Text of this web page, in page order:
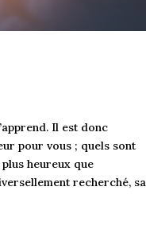
Il est donc
pour vous ; quels sont
heureux que
recherché, sa